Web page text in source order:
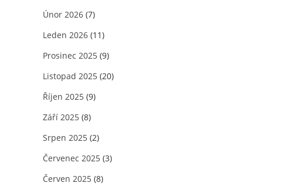
Únor 2026 (7)
Leden 2026 (11)
Prosinec 2025 (9)
Listopad 2025 (20)
Říjen 2025 (9)
Září 2025 (8)
Srpen 2025 (2)
Červenec 2025 (3)
Červen 2025 (8)